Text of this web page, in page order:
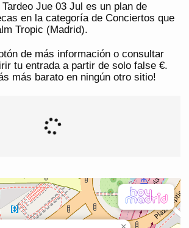
Jue 03 Jul es un plan de
en la categoría de Conciertos que
Tropic (Madrid).
de más información o consultar
tu entrada a partir de solo false €.
más barato en ningún otro sitio!